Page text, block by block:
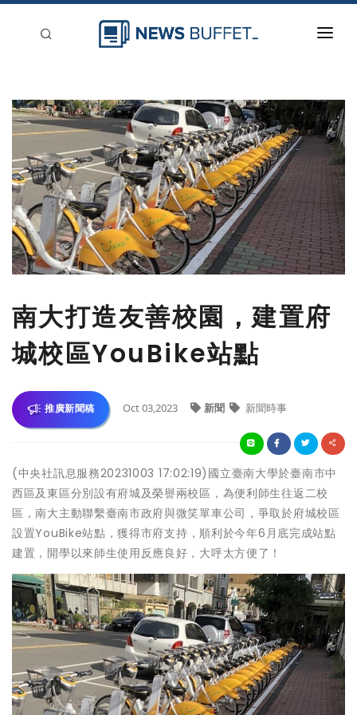
新聞稿分類
刊登
南大打造友善校園，建置府
城校區YouBike站點
推廣新聞稿 Oct 03,2023 新聞 新聞時事
(中央社訊息服務20231003 17:02:19)國立臺南大學於臺南市中
西區及東區分別設有府城及榮譽兩校區，為便利師生往返二校
區，南大主動聯繫臺南市政府與微笑單車公司，爭取於府城校區
設置YouBike站點，獲得市府支持，順利於今年6月底完成站點
建置，開學以來師生使用反應良好，大呼太方便了！